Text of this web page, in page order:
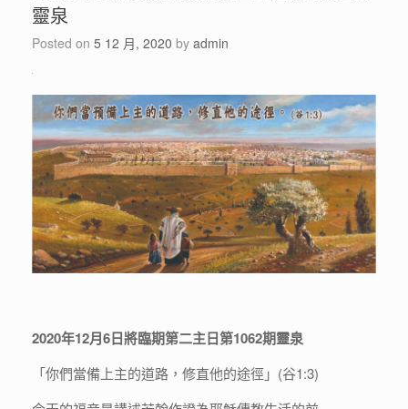
靈泉
Posted on 5 12 月, 2020 by admin
2020年12月6日將臨期第二主日第1062期靈泉
「你們當備上主的道路，修直他的途徑」(谷1:3)